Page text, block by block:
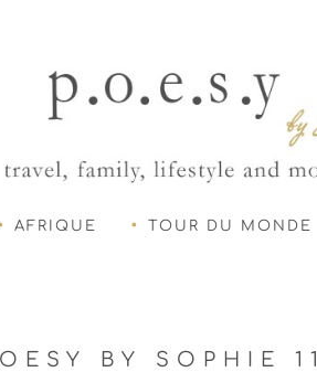
AFRIQUE TOUR DU MONDE
BY SOPHIE 11